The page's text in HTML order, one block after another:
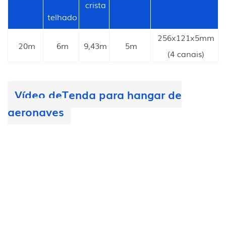
telhado
crista
20m 6m 9,43m 5m
256x121x5mm
(4 canais)
Vídeo deTenda para hangar de
aeronaves